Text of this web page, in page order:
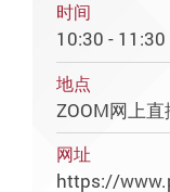
时间
10:30 - 11:30
地点
ZOOM网上直
网址
https://